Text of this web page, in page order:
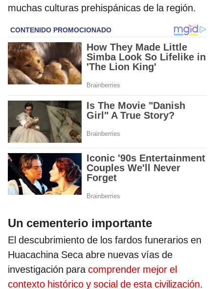
muchas culturas prehispánicas de la región.
Un cementerio importante
El descubrimiento de los fardos funerarios en
Huacachina Seca abre nuevas vías de
investigación para comprender mejor el
contexto histórico y social de esta civilización.